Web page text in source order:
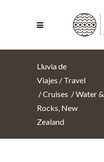
Lluvia de
Viajes / Travel
/Cruises /Water &
Rocks, New
Zealand